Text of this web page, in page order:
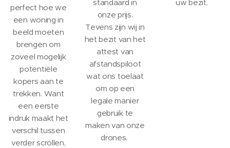
perfect hoe we
een woning in
beeld moeten
brengen om
zoveel mogelijk
potentiële
kopers aan te
trekken. Want
een eerste
indruk maakt het
verschil tussen
verder scrollen,
standaard in
onze prijs.
Tevens zijn wij in
het bezit van het
attest van
afstandspiloot
wat ons toelaat
om op een
legale manier
gebruik te
maken van onze
drones.
uw bezit.